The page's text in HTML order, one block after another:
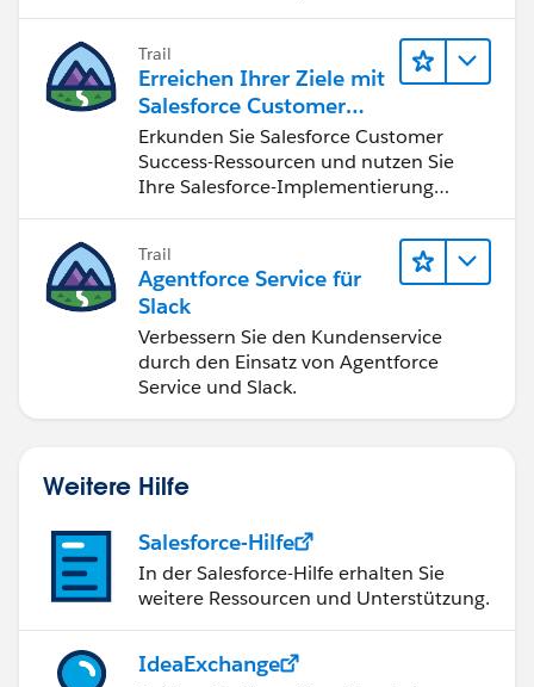
Trail
Erreichen Ihrer Ziele mit
Salesforce Customer
Success
Erkunden Sie Salesforce Customer
Success-Ressourcen und nutzen Sie
Ihre Salesforce-Implementierung
Trail
Agentforce Service für
Slack
Verbessern Sie den Kundenservice
durch den Einsatz von Agentforce
Service und Slack.
Weitere Hilfe
Salesforce-Hilfe
In der Salesforce-Hilfe erhalten Sie
weitere Ressourcen und Unterstützung.
IdeaExchange